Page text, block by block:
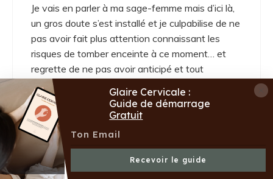
Je vais en parler à ma sage-femme mais d’ici là,
un gros doute s’est installé et je culpabilise de ne
pas avoir fait plus attention connaissant les
risques de tomber enceinte à ce moment… et
regrette de ne pas avoir anticipé et tout
optimisé pour bébé (il est une surprise pour nous,
mais quand même !
).
Je pensais prendre un petit verre lors d’un proche
événement familial pour cacher la grossesse
mais hors de question à présent. Et les excuses
listées sont bien notées !
Glaire Cervicale :
Guide de démarrage
Gratuit
Recevoir le guide